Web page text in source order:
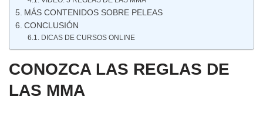
MÁS CONTENIDOS SOBRE PELEAS
CONCLUSIÓN
DICAS DE CURSOS ONLINE
CONOZCA LAS REGLAS DE
LAS MMA